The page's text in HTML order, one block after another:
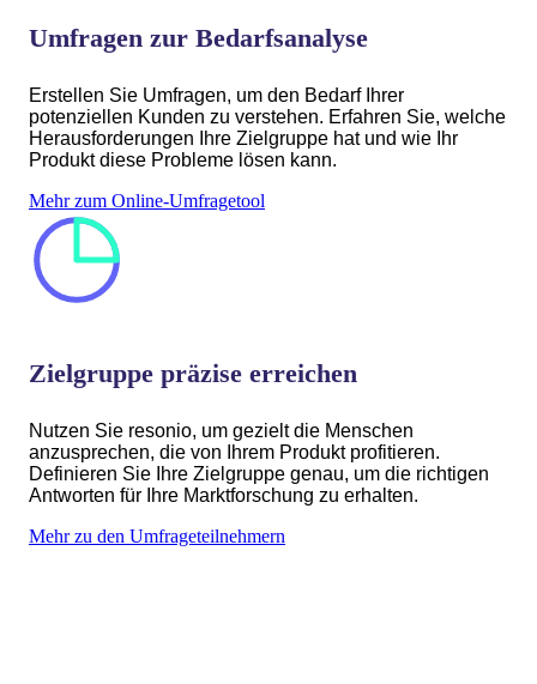
Umfragen zur Bedarfsanalyse
Erstellen Sie Umfragen, um den Bedarf Ihrer
potenziellen Kunden zu verstehen. Erfahren Sie, welche
Herausforderungen Ihre Zielgruppe hat und wie Ihr
Produkt diese Probleme lösen kann.
Mehr zum Online-Umfragetool
Zielgruppe präzise erreichen
Nutzen Sie resonio, um gezielt die Menschen
anzusprechen, die von Ihrem Produkt profitieren.
Definieren Sie Ihre Zielgruppe genau, um die richtigen
Antworten für Ihre Marktforschung zu erhalten.
Mehr zu den Umfrageteilnehmern